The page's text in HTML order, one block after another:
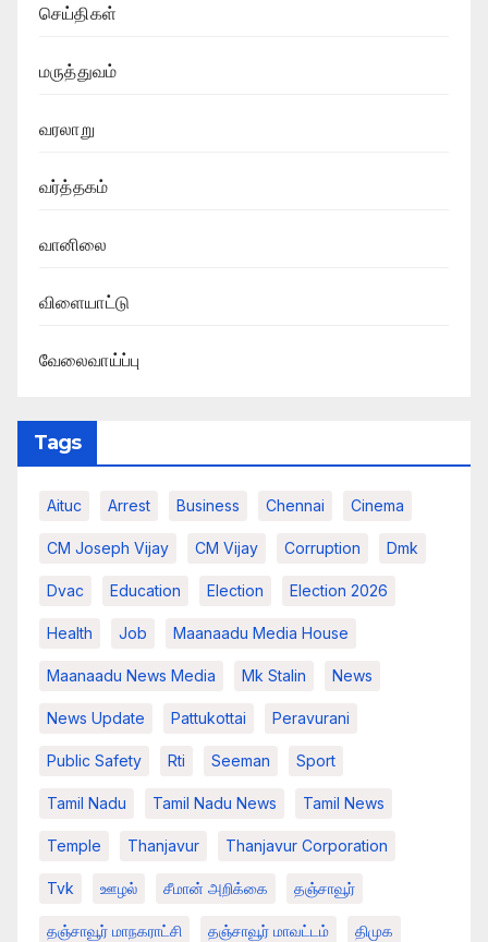
செய்திகள்
மருத்துவம்
வரலாறு
வர்த்தகம்
வானிலை
விளையாட்டு
வேலைவாய்ப்பு
Tags
Aituc Arrest Business Chennai Cinema
CM Joseph Vijay CM Vijay Corruption Dmk
Dvac Education Election Election 2026
Health Job Maanaadu Media House
Maanaadu News Media Mk Stalin News
News Update Pattukottai Peravurani
Public Safety Rti Seeman Sport
Tamil Nadu Tamil Nadu News Tamil News
Temple Thanjavur Thanjavur Corporation
Tvk ஊழல் சீமான் அறிக்கை தஞ்சாவூர்
தஞ்சாவூர் மாநகராட்சி தஞ்சாவூர் மாவட்டம் திமுக